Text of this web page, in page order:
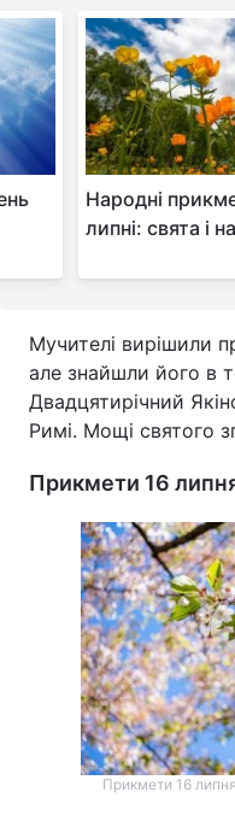
Народні
липні: свята і
Мучителі вирішили
але знайшли його в
Двадцятирічний
Римі. Мощі святого
Прикмети 16
Прикмети 16